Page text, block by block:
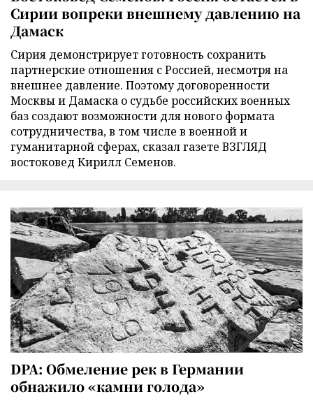
Сирии вопреки внешнему давлению на
Дамаск
Сирия демонстрирует готовность сохранить
партнерские отношения с Россией, несмотря на
внешнее давление. Поэтому договоренности
Москвы и Дамаска о судьбе российских военных
баз создают возможности для нового формата
сотрудничества, в том числе в военной и
гуманитарной сферах, сказал газете ВЗГЛЯД
востоковед Кирилл Семенов.
DPA: Обмеление рек в Германии
обнажило «камни голода»